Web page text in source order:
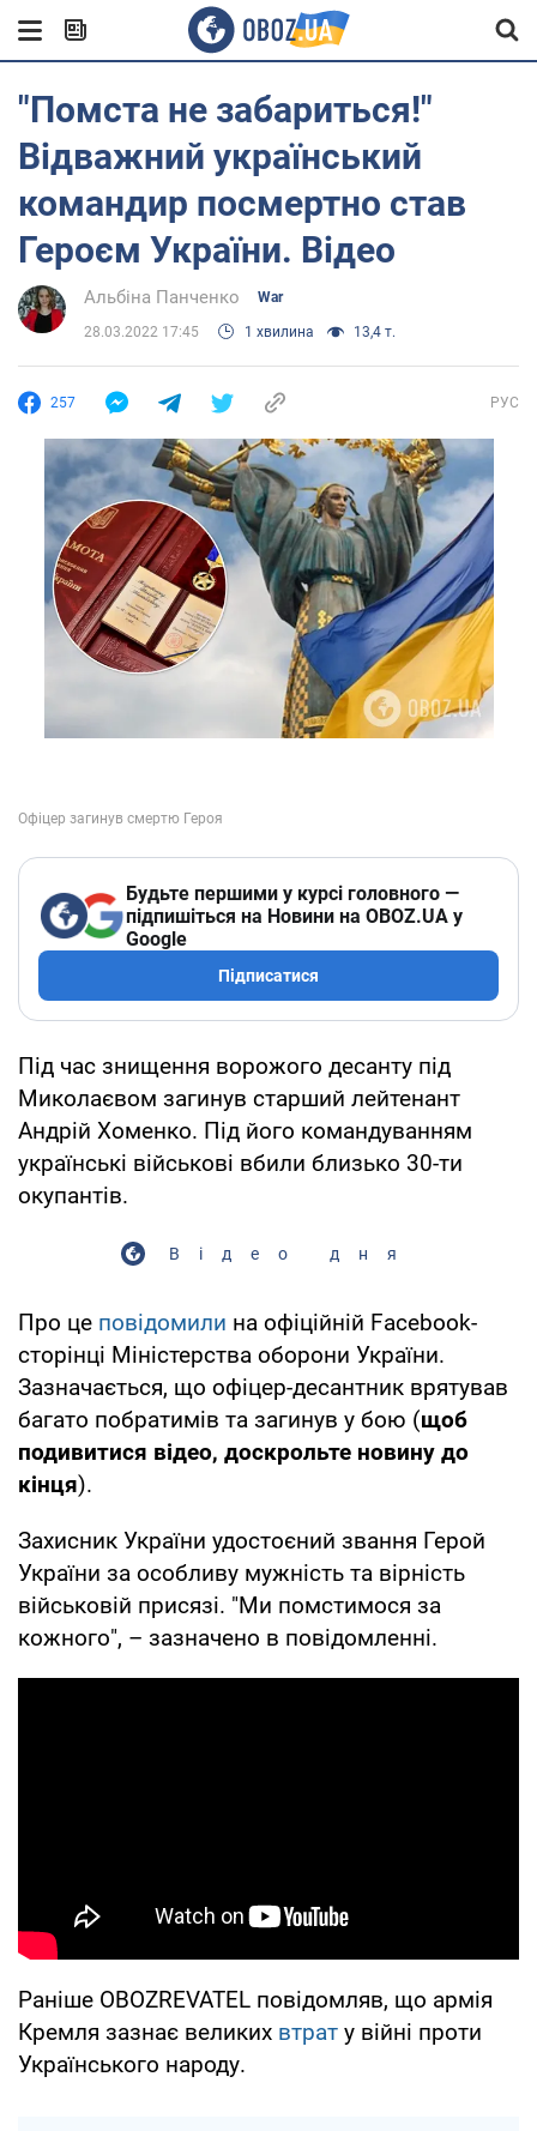
"Помста не забариться!"
Відважний український
командир посмертно став
Героєм України. Відео
Альбіна Панченко War
28.03.2022 17:45 1 хвилина 13,4 т.
257 РУС
Будьте першими у курсі головного —
підпишіться на Новини на OBOZ.UA у
Google
Підписатися
Під час знищення ворожого десанту під
Миколаєвом загинув старший лейтенант
Андрій Хоменко. Під його командуванням
українські військові вбили близько 30-ти
окупантів.
Відео дня
Про це повідомили на офіційній Facebook-
сторінці Міністерства оборони України.
Зазначається, що офіцер-десантник врятував
багато побратимів та загинув у бою (щоб
подивитися відео, доскрольте новину до
кінця).
Захисник України удостоєний звання Герой
України за особливу мужність та вірність
військовій присязі. "Ми помстимося за
кожного", – зазначено в повідомленні.
Раніше OBOZREVATEL повідомляв, що армія
Кремля зазнає великих втрат у війні проти
Українського народу.